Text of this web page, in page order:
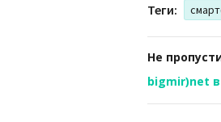
Теги:
Не
bigmir)net